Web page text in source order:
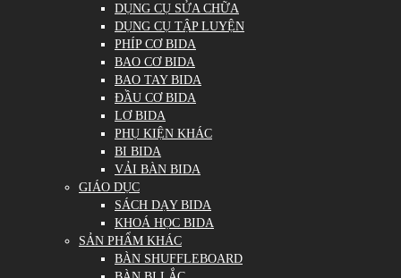
DỤNG CỤ SỬA CHỮA
DỤNG CỤ TẬP LUYỆN
PHÍP CƠ BIDA
BAO CƠ BIDA
BAO TAY BIDA
ĐẦU CƠ BIDA
LƠ BIDA
PHỤ KIỆN KHÁC
BI BIDA
VẢI BÀN BIDA
GIÁO DỤC
SÁCH DẠY BIDA
KHOÁ HỌC BIDA
SẢN PHẨM KHÁC
BÀN SHUFFLEBOARD